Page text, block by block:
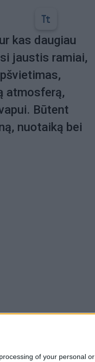
of your personal or
kas daugiau
jaustis ramiai,
atmosferą,
Būtent
nuotaiką bei
įvairūs namų